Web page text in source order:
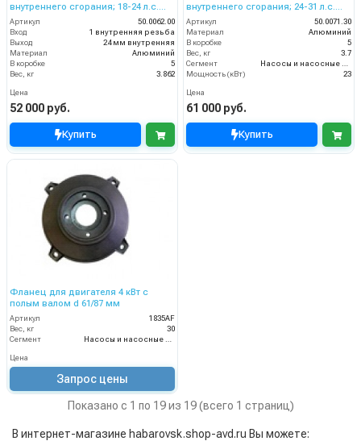
внутреннего сгорания; 18-24 л.с.
вал дв.25,4 мм - 1 насоса 24мм
Артикул
50.0062.00
Вход
1 внутренняя резьба
Выход
24 мм внутренняя
Материал
Алюминий
В коробке
5
Вес, кг
3.862
Цена
52 000 руб.
Купить
внутреннего сгорания; 24-31 л.с.
вал дв.28,6 мм - 11/8 насоса 30
Артикул
50.0071.30
Материал
Алюминий
В коробке
5
Вес, кг
3.7
Сегмент
Насосы и насосные станции
Мощность (кВт)
23
Цена
61 000 руб.
Купить
Фланец для двигателя 4 кВт с
полым валом d 61/87 мм
Артикул
1835AF
Вес, кг
30
Сегмент
Цена
Запрос цены
Показано с 1 по 19 из 19 (всего 1 страниц)
В интернет-магазине habarovsk.shop-avd.ru Вы можете: